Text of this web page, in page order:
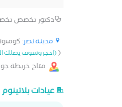
دكتور تخصص
مدينة نصر:
((احجز وسوف يصلك
متاح خريطة
عيادات